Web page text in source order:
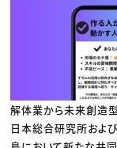
プロ
解体業から未来創造
日本総合研究所およ